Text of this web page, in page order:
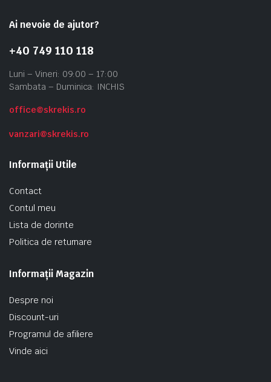
Ai nevoie de ajutor?
+40 749 110 118
Luni – Vineri: 09:00 – 17:00
Sambata – Duminica: INCHIS
office@skrekis.ro
vanzari@skrekis.ro
Informații Utile
Contact
Contul meu
Lista de dorinte
Politica de returnare
Informații Magazin
Despre noi
Discount-uri
Programul de afiliere
Vinde aici